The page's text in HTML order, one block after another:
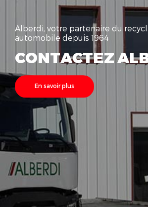
Alberdi, votre partenaire du
automobile depuis 1964
CONTACTEZ
En savoir plus